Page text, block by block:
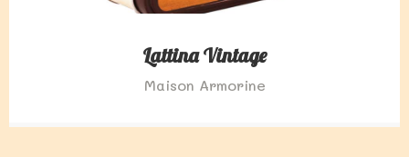
Lattina Vintage
Maison Armorine